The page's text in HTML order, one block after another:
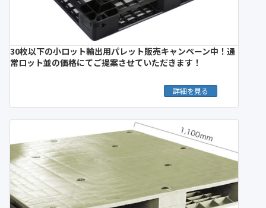
30枚以下の小ロット輸出用パレット販売キャンペーン中！通
常ロット並の価格にてご提案させていただきます！
詳細を見る